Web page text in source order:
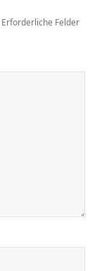
Erforderliche Felder